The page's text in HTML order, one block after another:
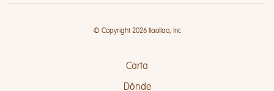
© Copyright 2026 llaollao, Inc
Carta
Dónde